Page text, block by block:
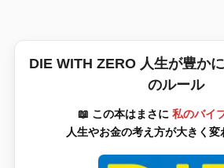
DIE WITH ZERO 人生が豊か
のルール
📖 この本はまさに 私のバイ
人生やお金の考え方が大きく変